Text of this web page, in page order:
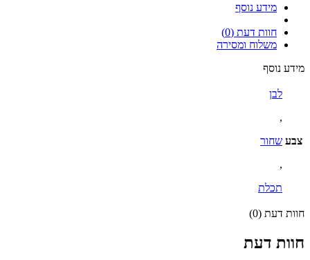
מידע נוסף
חוות דעת (0)
משלוח ומסירה
מידע נוסף
צבע
לבן
,
שחור
,
תכלת
חוות דעת (0)
חוות דעת